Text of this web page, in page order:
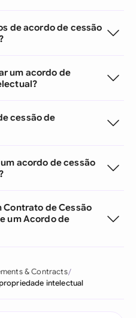
de acordo de cessão
um acordo de
cessão de
acordo de cessão
Contrato de Cessão
um Acordo de
& Contracts
intelectual